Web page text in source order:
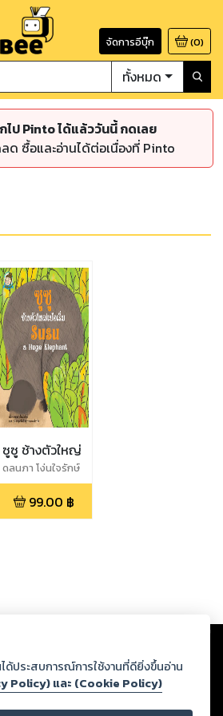
จัดการอีบุ๊ก (0)
ทั้งหมด
ไป Pinto ได้แล้ววันนี้ กดเลย
ด ซื้อและอ่านได้ต่อเนื่องที่ Pinto
ซูซู ช้างตัวใหญ่
ดลนภา โง่นใจรักษ์
99.00 ฿
ผ่านเว็บไซต์และปรากฏว่าละเมิดสิทธิใน
หรือขัดต่อกฎหมายและศีลธรรม ดังนั้น ผู้อ่าน
รกลั่นกรองด้วยตนเอง และหากท่านพบว่าส่วน
ธรรม กรุณาแจ้งมายังบริษัท เพื่อทีมงานจะได้
อรี่ล็อกขอสงวนลิขสิทธิ์ตามพระราชบัญญัติ
ด้ประสบการณ์การใช้งานที่ดียิ่งขึ้นอ่าน
Policy) และ (Cookie Policy)